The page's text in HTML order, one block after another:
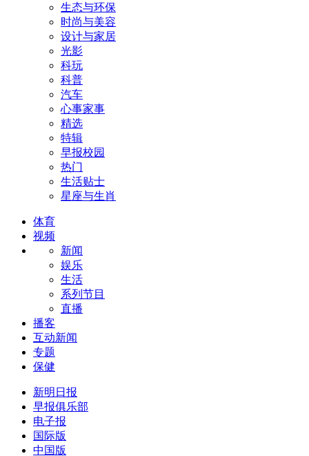
生态与环保
时尚与美容
设计与家居
光影
科玩
科普
汽车
心事家事
精选
特辑
早报校园
热门
生活贴士
星座与生肖
体育
视频
新闻
娱乐
生活
系列节目
直播
播客
互动新闻
专题
保健
新明日报
早报俱乐部
电子报
国际版
中国版